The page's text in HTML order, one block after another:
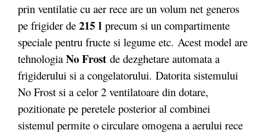
prin ventilatie cu aer rece are un volum net generos
pe frigider de 215 l precum si un compartimente
speciale pentru fructe si legume etc. Acest model are
tehnologia No Frost de dezghetare automata a
frigiderului si a congelatorului. Datorita sistemului
No Frost si a celor 2 ventilatoare din dotare,
pozitionate pe peretele posterior al combinei
sistemul permite o circulare omogena a aerului rece